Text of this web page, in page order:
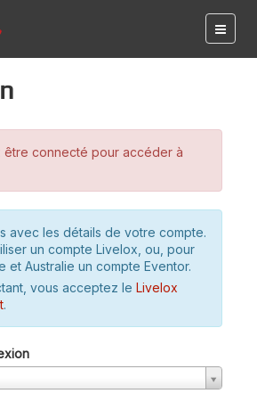
être connecté pour accéder à
avec les détails de votre compte.
un compte Livelox, ou, pour
et Australie un compte Eventor.
vous acceptez le Livelox
.